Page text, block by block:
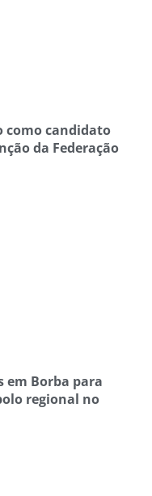
como candidato
da Federação
em Borba para
regional no